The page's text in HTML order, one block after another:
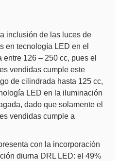
inclusión de las luces de
en tecnología LED en el
126 – 250 cc, pues el
vendidas cumple este
de cilindrada hasta 125 cc,
LED en la iluminación
dado que solamente el
vendidas cumple a
con la incorporación
diurna DRL LED: el 49%